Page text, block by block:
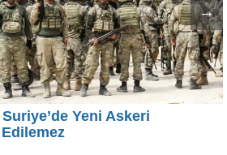
→
Yeni Askeri